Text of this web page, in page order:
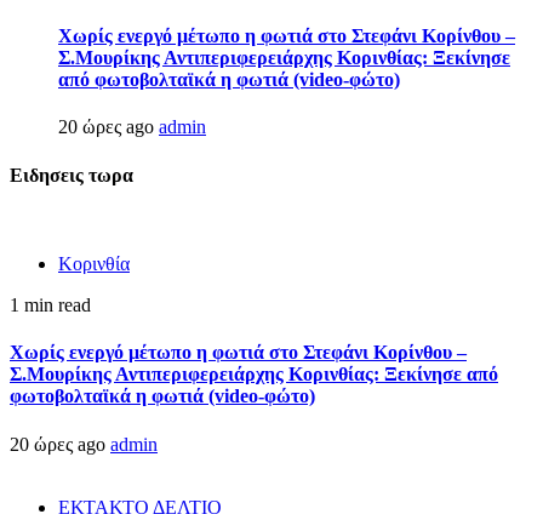
Χωρίς ενεργό μέτωπο η φωτιά στο Στεφάνι Κορίνθου –
Σ.Μουρίκης Αντιπεριφερειάρχης Κορινθίας: Ξεκίνησε
από φωτοβολταϊκά η φωτιά (video-φώτο)
20 ώρες ago admin
Ειδησεις τωρα
Κορινθία
1 min read
Χωρίς ενεργό μέτωπο η φωτιά στο Στεφάνι Κορίνθου –
Σ.Μουρίκης Αντιπεριφερειάρχης Κορινθίας: Ξεκίνησε από
φωτοβολταϊκά η φωτιά (video-φώτο)
20 ώρες ago admin
ΕΚΤΑΚΤΟ ΔΕΛΤΙΟ